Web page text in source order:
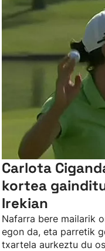
Carlota
kortea
Irekian
Nafarra bere mailarik
egon da, eta parretik
txartela aurkeztu du